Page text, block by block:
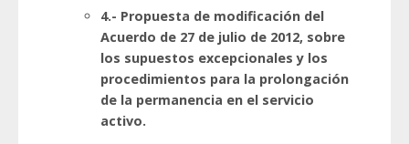
4.- Propuesta de modificación del
Acuerdo de 27 de julio de 2012, sobre
los supuestos excepcionales y los
procedimientos para la prolongación
de la permanencia en el servicio
activo.